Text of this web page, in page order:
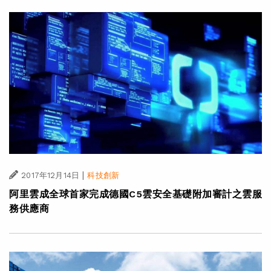
2017年12月14日 | 科技創新
阿里雲成全球首家完成德國C5雲安全基礎附加審計之雲服
務供應商